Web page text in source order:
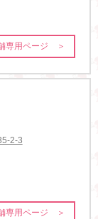
専用ページ ＞
2-3
専用ページ ＞